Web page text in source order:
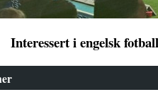
Interessert i engelsk